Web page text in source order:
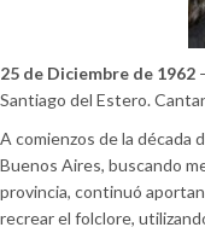
25 de Diciembre de 1962
Santiago del Estero.
A comienzos de la década
Buenos Aires, buscando
provincia, continuó
recrear el folclore,